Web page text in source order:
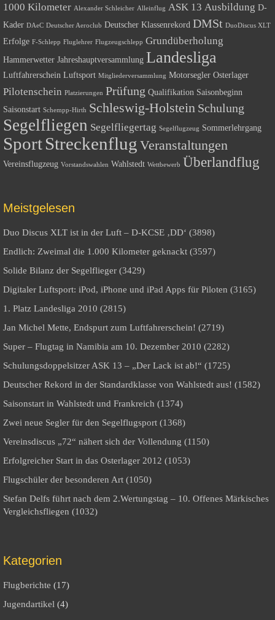
1000 Kilometer Alexander Schleicher Alleinflug ASK 13 Ausbildung D-
Kader DAeC Deutscher Aeroclub Deutscher Klassenrekord DMSt DuoDiscus XLT
Erfolge F-Schlepp Fluglehrer Flugzeugschlepp Grundüberholung
Hammerwetter Jahreshauptversammlung Landesliga
Luftfahrerschein Luftsport Mitgliederversammlung Motorsegler Osterlager
Pilotenschein Platzierungen Prüfung Qualifikation Saisonbeginn
Saisonstart Schempp-Hirth Schleswig-Holstein Schulung
Segelfliegen Segelfliegertag Segelflugzeug Sommerlehrgang
SportStreckenflug Veranstaltungen
Vereinsflugzeug Vorstandswahlen Wahlstedt Wettbewerb Überlandflug
Meistgelesen
Duo Discus XLT ist in der Luft – D-KCSE ‚DD‘ (3898)
Endlich: Zweimal die 1.000 Kilometer geknackt (3597)
Solide Bilanz der Segelflieger (3429)
Digitaler Luftsport: iPod, iPhone und iPad Apps für Piloten (3165)
1. Platz Landesliga 2010 (2815)
Jan Michel Mette, Endspurt zum Luftfahrerschein! (2719)
Super – Flugtag in Namibia am 10. Dezember 2010 (2282)
Schulungsdoppelsitzer ASK 13 – „Der Lack ist ab!“ (1725)
Deutscher Rekord in der Standardklasse von Wahlstedt aus! (1582)
Saisonstart in Wahlstedt und Frankreich (1374)
Zwei neue Segler für den Segelflugsport (1368)
Vereinsdiscus „72“ nähert sich der Vollendung (1150)
Erfolgreicher Start in das Osterlager 2012 (1053)
Flugschüler der besonderen Art (1050)
Stefan Delfs führt nach dem 2.Wertungstag – 10. Offenes Märkisches
Vergleichsfliegen (1032)
Kategorien
Flugberichte (17)
Jugendartikel (4)